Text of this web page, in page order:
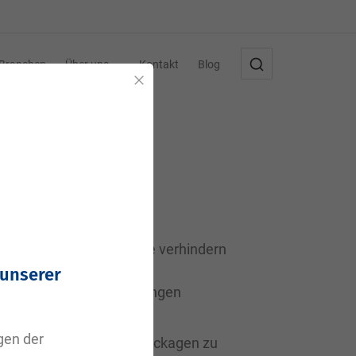
Über uns Kontakt Blog
Druckluftsystemen. Sie verhindern
sind die typischen
Dichtungslösungen
und Leckagen zu
der